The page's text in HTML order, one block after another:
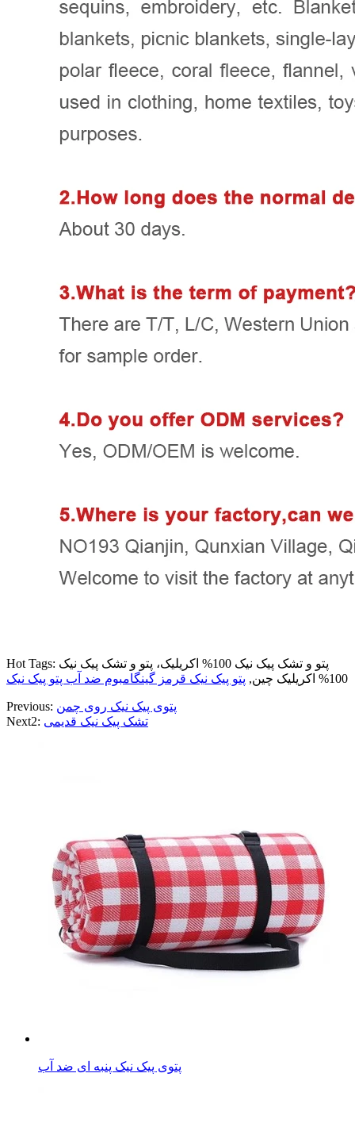
Hot Tags: پتو و تشک پیک نیک 100% اکریلیک، پتو و تشک پیک نیک
100% اکریلیک چین,
پتو پیک نیک قرمز گینگامبوم ضد آب پتو پیک نیک
Previous: پتوی پیک نیک روی چمن
Next2: تشک پیک نیک قدیمی
پتوی پیک نیک پنبه ای ضد آب